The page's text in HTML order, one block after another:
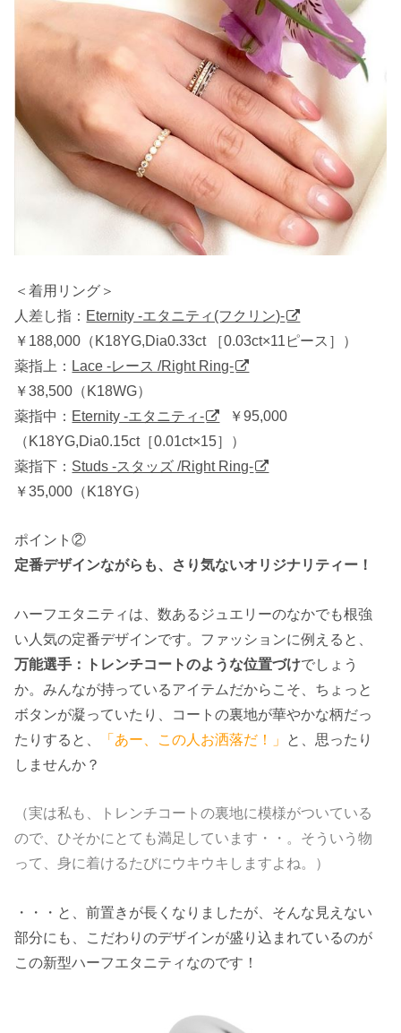
＜着用リング＞
人差し指： Eternity -エタニティ(フクリン)-
￥188,000（K18YG,Dia0.33ct ［0.03ct×11ピース］）
薬指上： Lace -レース /Right Ring-
￥38,500 （K18WG）
薬指中： Eternity -エタニティ-
￥95,000
（K18YG,Dia0.15ct［0.01ct×15］）
薬指下： Studs -スタッズ /Right Ring-
￥35,000（K18YG）
ポイント②
定番デザインながらも、さり気ないオリジナリティー！
ハーフエタニティは、数あるジュエリーのなかでも根強
い人気の定番デザインです。ファッションに例えると、
万能選手：トレンチコートのような位置づけでしょう
か。みんなが持っているアイテムだからこそ、ちょっと
ボタンが凝っていたり、コートの裏地が華やかな柄だっ
たりすると、
「あー、この人お洒落だ！」 と、思ったり
しませんか？
（実は私も、トレンチコートの裏地に模様がついている
ので、ひそかにとても満足しています・・。そういう物
って、身に着けるたびにウキウキしますよね。）
・・・と、前置きが長くなりましたが、そんな見えない
部分にも、こだわりのデザインが盛り込まれているのが
この新型ハーフエタニティなのです！